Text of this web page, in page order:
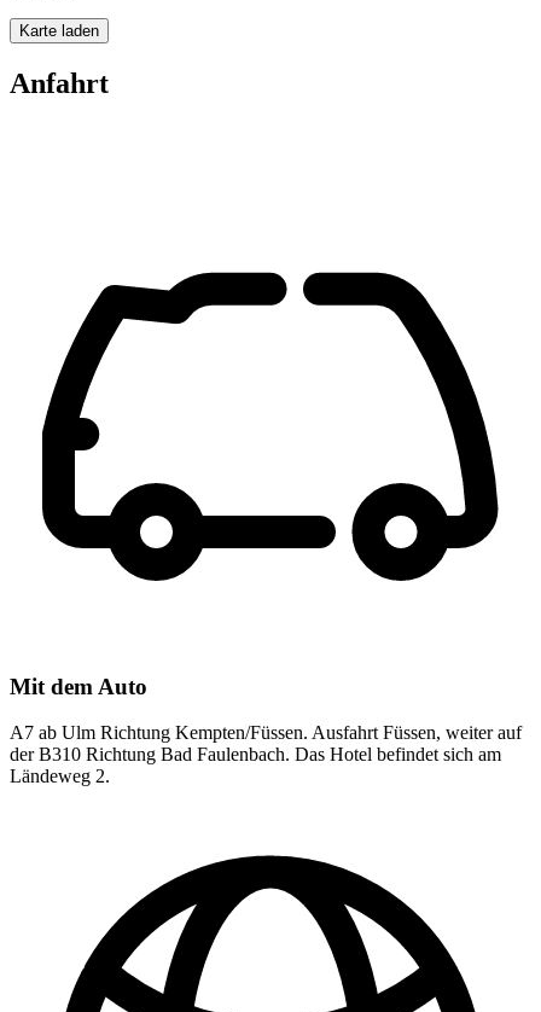
Karte laden
Anfahrt
Mit dem Auto
A7 ab Ulm Richtung Kempten/Füssen. Ausfahrt Füssen, weiter auf
der B310 Richtung Bad Faulenbach. Das Hotel befindet sich am
Ländeweg 2.